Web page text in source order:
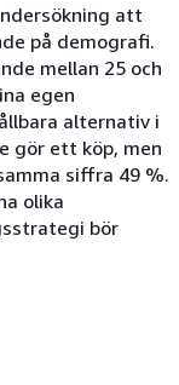
att
på demografi.
mellan 25 och
egen
alternativ i
gör ett köp, men
siffra 49 %.
olika
bör